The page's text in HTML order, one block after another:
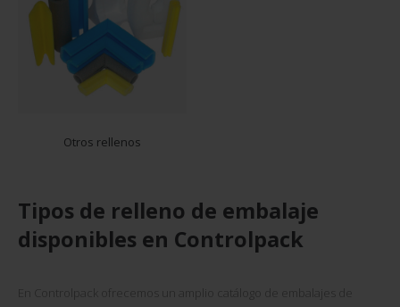
Otros rellenos
Tipos de relleno de embalaje
disponibles en Controlpack
En Controlpack ofrecemos un amplio catálogo de embalajes de